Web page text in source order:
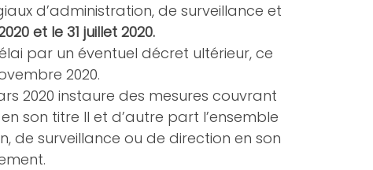
d’administration, de surveillance et
et le 31 juillet 2020.
par un éventuel décret ultérieur, ce
2020.
2020 instaure des mesures couvrant
son titre II et d’autre part l’ensemble
de surveillance ou de direction en son